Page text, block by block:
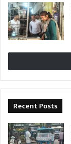
Recent Posts